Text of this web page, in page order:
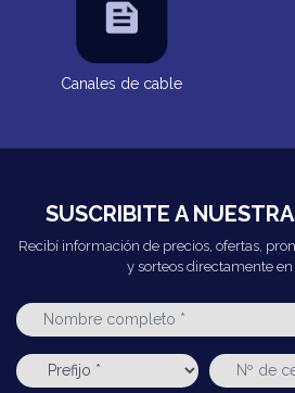
Canales de cable
SUSCRIBITE A
Recibí información de precios, ofertas,
y sorteos directamente